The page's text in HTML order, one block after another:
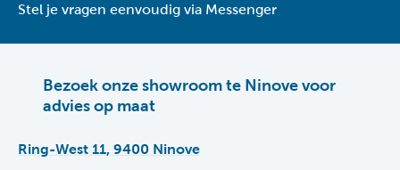
Stel je vragen eenvoudig via Messenger
Bezoek onze showroom te Ninove voor
advies op maat
Ring-West 11, 9400 Ninove